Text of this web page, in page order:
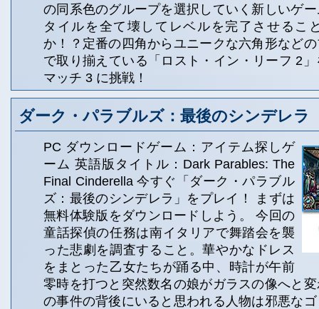
の同系色のグループを選択していく新しいゲ
タイルを全て壊してレベルを完了させるこ
か！？定番の四角からユニークな六角形など
で取り揃えている「ロスト・イン・リーフ 2
マッチ 3 に挑戦！
ダーク・パラブルズ：最後のシンデレラ
PC ダウンロードゲーム：アイテム探しゲ
ーム 英語版タイトル：Dark Parables: The
Final Cinderella 今すぐ「ダーク・パラブル
ズ：最後のシンデレラ」をプレイ！ まずは
無料体験版をダウンロードしよう。 今回の
童話探偵の任務は南イタリアで舞踏会を襲
った悲劇を調査すること。華やかなドレス
をまとった乙女たちが踊る中、時計が午前
零時を打つと突然数名の娘がガラスの像へと
の事件の背後にいると思われる人物は邪悪な